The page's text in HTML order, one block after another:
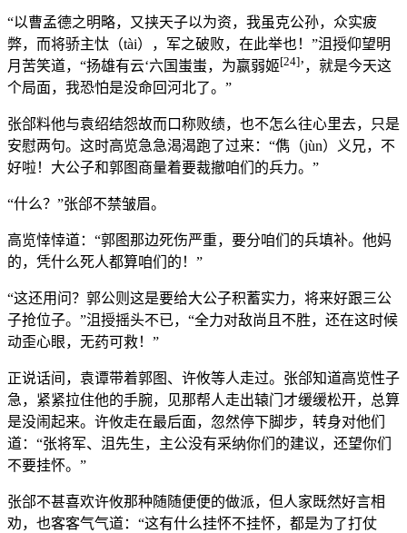
“以曹孟德之明略，又挟天子以为资，我虽克公孙，众实疲
弊，而将骄主忲（tài），军之破败，在此举也！”沮授仰望明
月苦笑道，“扬雄有云‘六国蚩蚩，为嬴弱姬[24]’，就是今天这
个局面，我恐怕是没命回河北了。”
张郃料他与袁绍结怨故而口称败绩，也不怎么往心里去，只是
安慰两句。这时高览急急渴渴跑了过来：“儁（jùn）义兄，不
好啦！大公子和郭图商量着要裁撤咱们的兵力。”
“什么？”张郃不禁皱眉。
高览悻悻道：“郭图那边死伤严重，要分咱们的兵填补。他妈
的，凭什么死人都算咱们的！”
“这还用问？郭公则这是要给大公子积蓄实力，将来好跟三公
子抢位子。”沮授摇头不已，“全力对敌尚且不胜，还在这时候
动歪心眼，无药可救！”
正说话间，袁谭带着郭图、许攸等人走过。张郃知道高览性子
急，紧紧拉住他的手腕，见那帮人走出辕门才缓缓松开，总算
是没闹起来。许攸走在最后面，忽然停下脚步，转身对他们
道：“张将军、沮先生，主公没有采纳你们的建议，还望你们
不要挂怀。”
张郃不甚喜欢许攸那种随随便便的做派，但人家既然好言相
劝，也客客气气道：“这有什么挂怀不挂怀，都是为了打仗